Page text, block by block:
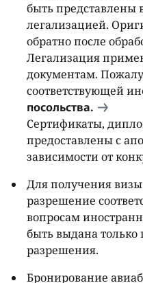
быть представлены
легализацией.
обратно после
Легализация
документам.
соответствующей
посольства.
Сертификаты,
предоставлены с
зависимости от
Для получения
разрешение
вопросам
быть выдана только
разрешения.
Бронирование